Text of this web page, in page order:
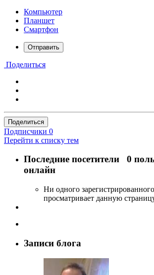
Компьютер
Планшет
Смартфон
Отправить
Поделиться
Поделиться
Подписчики 0
Перейти к списку тем
Последние посетители 0
онлайн
Ни одного
просматривает данную
Записи блога